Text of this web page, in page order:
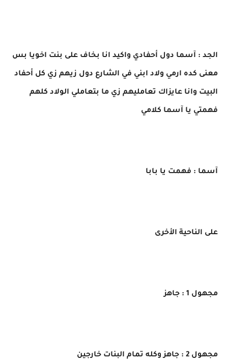
الجد : آسما دول أحفادي واكيد انا بخاف على بنت اخويا بس
معنى كده ارمي ولاد ابني في الشارع دول زيهم زي كل أحفاد
البيت وانا عايزاك تعامليهم زي ما بتعاملي الولاد كلهم
فهمتي يا آسما كلامي
آسما : فهمت يا بابا
على الناحية الأخرى
مجهول 1 : جاهز
مجهول 2 : جاهز وكله تمام البنات خارجين